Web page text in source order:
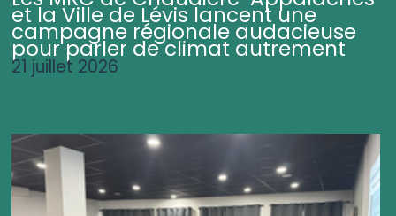
et la Ville de Lévis lancent une
campagne régionale audacieuse
pour parler de climat autrement
21 juillet 2026